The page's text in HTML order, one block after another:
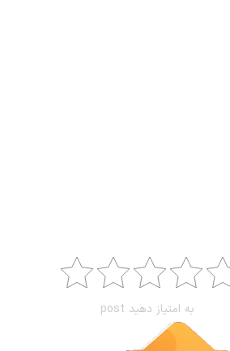
به امتیاز دهید post